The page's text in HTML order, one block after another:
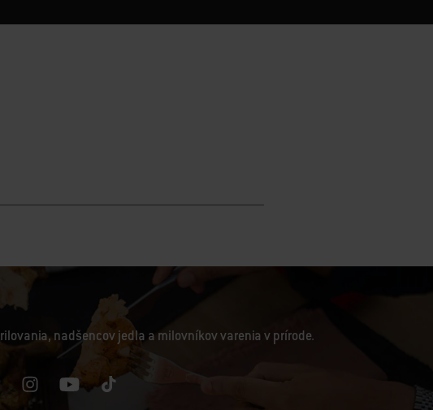
nadšencov jedla a milovníkov varenia v prírode.